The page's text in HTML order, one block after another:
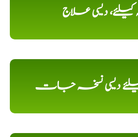
دیسی علاج
کیلئے دیسی نسخہ جات